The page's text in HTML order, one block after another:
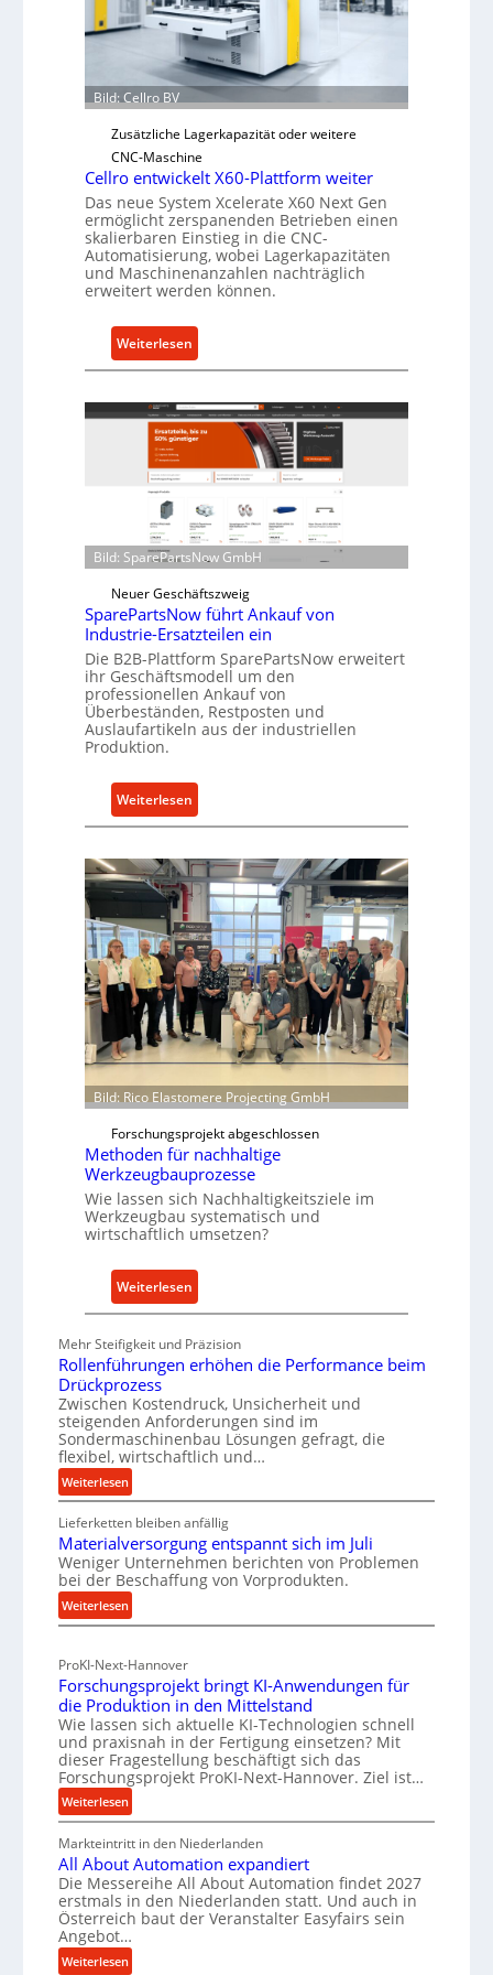
j
a
h
r
h
e
r
Ü
b
e
r
l
a
s
t
s
c
u
t
f
ü
d
i
r
e
k
t
e
A
n
t
i
e
b
Bild: Cellro BV
Zusätzliche Lagerkapazität oder weitere
CNC-Maschine
Cellro entwickelt X60-Plattform weiter
Das neue System Xcelerate X60 Next Gen
ermöglicht zerspanenden Betrieben einen
skalierbaren Einstieg in die CNC-
Automatisierung, wobei Lagerkapazitäten
und Maschinenanzahlen nachträglich
erweitert werden können.
Weiterlesen:
C
l
l
e
n
t
w
i
c
k
e
l
t
X
0
-
P
a
t
t
f
o
r
m
w
e
i
t
e
r
Bild: SparePartsNow GmbH
Neuer Geschäftszweig
SparePartsNow führt Ankauf von
Industrie-Ersatzteilen ein
Die B2B-Plattform SparePartsNow erweitert
ihr Geschäftsmodell um den
professionellen Ankauf von
Überbeständen, Restposten und
Auslaufartikeln aus der industriellen
Produktion.
Weiterlesen:
S
a
r
P
a
r
t
s
N
w
h
r
t
A
k
a
f
v
o
n
I
s
t
r
e
E
r
s
a
t
t
e
i
l
e
Bild: Rico Elastomere Projecting GmbH
Forschungsprojekt abgeschlossen
Methoden für nachhaltige
Werkzeugbauprozesse
Wie lassen sich Nachhaltigkeitsziele im
Werkzeugbau systematisch und
wirtschaftlich umsetzen?
Weiterlesen:
M
t
o
d
e
ü
r
n
a
h
a
t
i
g
W
e
r
k
z
Mehr Steifigkeit und Präzision
Rollenführungen erhöhen die Performance beim
Drückprozess
Zwischen Kostendruck, Unsicherheit und
steigenden Anforderungen sind im
Sondermaschinenbau Lösungen gefragt, die
flexibel, wirtschaftlich und…
Weiterlesen:
R
o
l
l
e
n
f
h
r
u
n
g
e
n
e
ö
h
e
n
d
Lieferketten bleiben anfällig
Materialversorgung entspannt sich im Juli
Weniger Unternehmen berichten von Problemen
bei der Beschaffung von Vorprodukten.
Weiterlesen:
M
t
e
r
i
a
l
v
e
r
g
u
n
ProKI-Next-Hannover
Forschungsprojekt bringt KI-Anwendungen für
die Produktion in den Mittelstand
Wie lassen sich aktuelle KI-Technologien schnell
und praxisnah in der Fertigung einsetzen? Mit
dieser Fragestellung beschäftigt sich das
Forschungsprojekt ProKI-Next-Hannover. Ziel ist…
Weiterlesen:
F
o
r
s
c
h
u
n
Markteintritt in den Niederlanden
All About Automation expandiert
Die Messereihe All About Automation findet 2027
erstmals in den Niederlanden statt. Und auch in
Österreich baut der Veranstalter Easyfairs sein
Angebot…
Weiterlesen: